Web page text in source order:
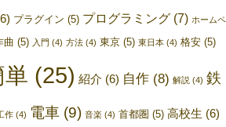
プラグイン (5) プログラミング(7) ホームペ
曲 (5) 入門 (4) 方法(4) 東京(5) 東日本(4) 格安(5)
単 (25) 紹介 (6) 自作(8) 解説 (4) 鉄
作(4) 電車(9) 音楽 (4) 首都圏 (5) 高校生 (6)